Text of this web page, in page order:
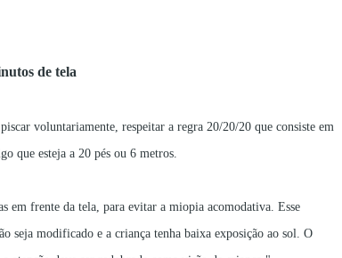
de tela
voluntariamente, respeitar a regra 20/20/20 que consiste em
que esteja a 20 pés ou 6 metros.
em frente da tela, para evitar a miopia acomodativa. Esse
seja modificado e a criança tenha baixa exposição ao sol. O